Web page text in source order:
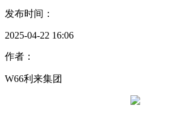
发布时间：
2025-04-22 16:06
作者：
W66利来集团